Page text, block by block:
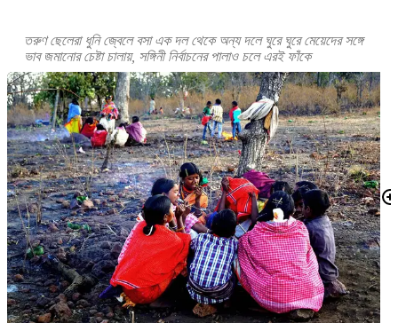
তরুণ ছেলেরা ধুনি জ্বেলে বসা এক দল থেকে অন্য দলে ঘুরে ঘুরে মেয়েদের সঙ্গে
ভাব জমানোর চেষ্টা চালায়, সঙ্গিনী নির্বাচনের পালাও চলে এরই ফাঁকে